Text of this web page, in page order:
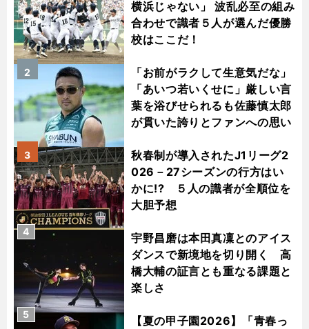
横浜じゃない」 波乱必至の組み
合わせで識者５人が選んだ優勝
校はここだ！
「お前がラクして生意気だな」
「あいつ若いくせに」厳しい言
葉を浴びせられるも佐藤慎太郎
が貫いた誇りとファンへの思い
2
秋春制が導入されたJ1リーグ2
026－27シーズンの行方はい
かに!? ５人の識者が全順位を
大胆予想
3
宇野昌磨は本田真凜とのアイス
ダンスで新境地を切り開く 高
橋大輔の証言とも重なる課題と
楽しさ
4
【夏の甲子園2026】「青春っ
5